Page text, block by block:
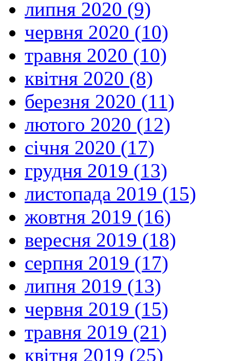
липня 2020 (9)
червня 2020 (10)
травня 2020 (10)
квітня 2020 (8)
березня 2020 (11)
лютого 2020 (12)
січня 2020 (17)
грудня 2019 (13)
листопада 2019 (15)
жовтня 2019 (16)
вересня 2019 (18)
серпня 2019 (17)
липня 2019 (13)
червня 2019 (15)
травня 2019 (21)
квітня 2019 (25)